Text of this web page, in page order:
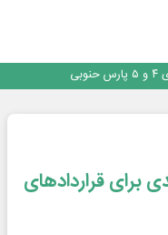
شهرداری منطقه یک
شهرداری منطقه یک
مالیاتی ۱۰۰ درصدی برای قراردادهای